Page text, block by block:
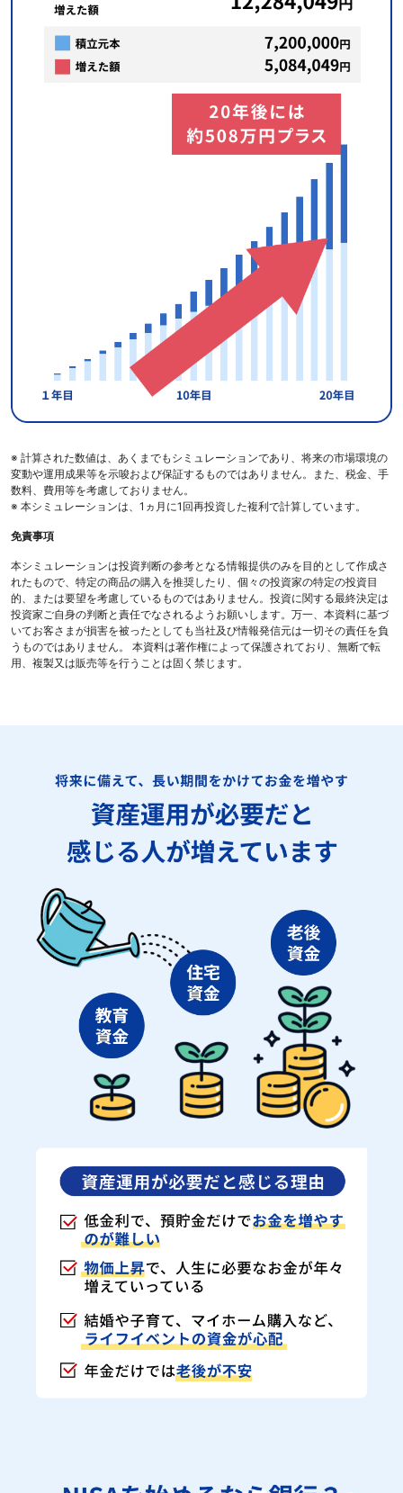
※ 計算された数値は、あくまでもシミュレーションであり、将来の市場環境の
変動や運用成果等を示唆および保証するものではありません。また、税金、手
数料、費用等を考慮しておりません。
※ 本シミュレーションは、1ヵ月に1回再投資した複利で計算しています。
免責事項
本シミュレーションは投資判断の参考となる情報提供のみを目的として作成さ
れたもので、特定の商品の購入を推奨したり、個々の投資家の特定の投資目
的、または要望を考慮しているものではありません。投資に関する最終決定は
投資家ご自身の判断と責任でなされるようお願いします。万一、本資料に基づ
いてお客さまが損害を被ったとしても当社及び情報発信元は一切その責任を負
うものではありません。 本資料は著作権によって保護されており、無断で転
用、複製又は販売等を行うことは固く禁じます。